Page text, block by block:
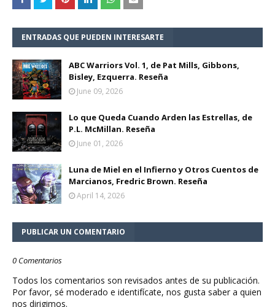
ENTRADAS QUE PUEDEN INTERESARTE
ABC Warriors Vol. 1, de Pat Mills, Gibbons,
Bisley, Ezquerra. Reseña
June 09, 2026
Lo que Queda Cuando Arden las Estrellas, de
P.L. McMillan. Reseña
June 01, 2026
Luna de Miel en el Infierno y Otros Cuentos de
Marcianos, Fredric Brown. Reseña
April 14, 2026
PUBLICAR UN COMENTARIO
0 Comentarios
Todos los comentarios son revisados antes de su publicación.
Por favor, sé moderado e identifícate, nos gusta saber a quien
nos dirigimos.